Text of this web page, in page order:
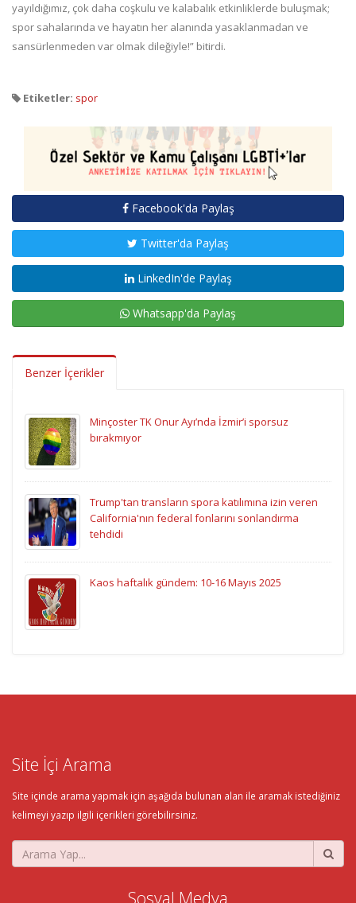
yayıldığımız, çok daha coşkulu ve kalabalık etkinliklerde buluşmak;
spor sahalarında ve hayatın her alanında yasaklanmadan ve
sansürlenmeden var olmak dileğiyle!” bitirdi.
Etiketler: spor
Facebook'da Paylaş
Twitter'da Paylaş
LinkedIn'de Paylaş
Whatsapp'da Paylaş
Benzer İçerikler
Minçoster TK Onur Ayı’nda İzmir’i sporsuz
bırakmıyor
Trump'tan transların spora katılımına izin veren
California'nın federal fonlarını sonlandırma
tehdidi
Kaos haftalık gündem: 10-16 Mayıs 2025
Site İçi Arama
Site içinde arama yapmak için aşağıda bulunan alan ile aramak istediğiniz
kelimeyi yazıp ilgili içerikleri görebilirsiniz.
Sosyal Medya